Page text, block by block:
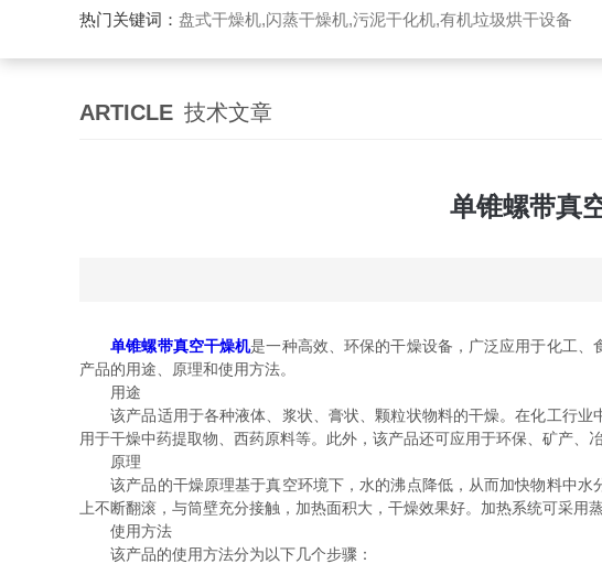
热门关键词： 盘式干燥机,闪蒸干燥机,污泥干化机,有机垃圾烘干设备
ARTICLE 技术文章
单锥螺带真
单锥螺带真空干燥机是一种高效、环保的干燥设备，广泛应用于化工
产品的用途、原理和使用方法。
用途
该产品适用于各种液体、浆状、膏状、颗粒状物料的干燥。在化工行业
用于干燥中药提取物、西药原料等。此外，该产品还可应用于环保、矿产、冶
原理
该产品的干燥原理基于真空环境下，水的沸点降低，从而加快物料中水
上不断翻滚，与筒壁充分接触，加热面积大，干燥效果好。加热系统可采用
使用方法
该产品的使用方法分为以下几个步骤：